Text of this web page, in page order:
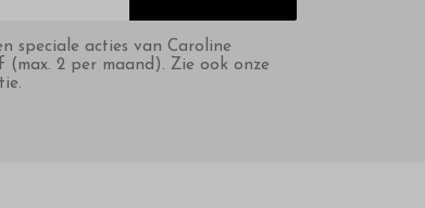
speciale acties van Caroline
(max. 2 per maand). Zie ook onze